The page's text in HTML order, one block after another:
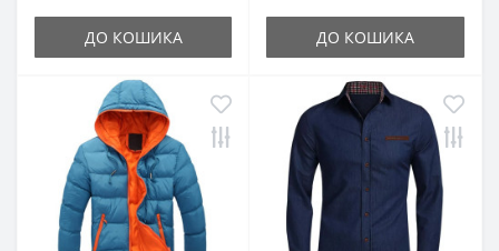
ДО КОШИКА ДО КОШИКА